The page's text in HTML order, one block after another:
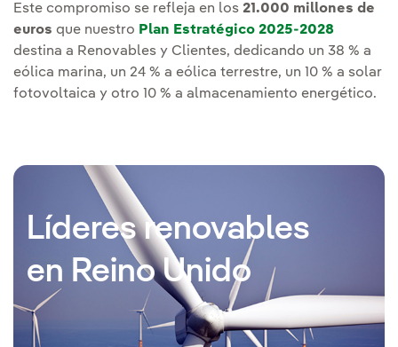
Este compromiso se refleja en los 21.000 millones de
euros que nuestro Plan Estratégico 2025-2028
destina a Renovables y Clientes, dedicando un 38 % a
eólica marina, un 24 % a eólica terrestre, un 10 % a solar
fotovoltaica y otro 10 % a almacenamiento energético.
Líderes renovables
en Reino Unido